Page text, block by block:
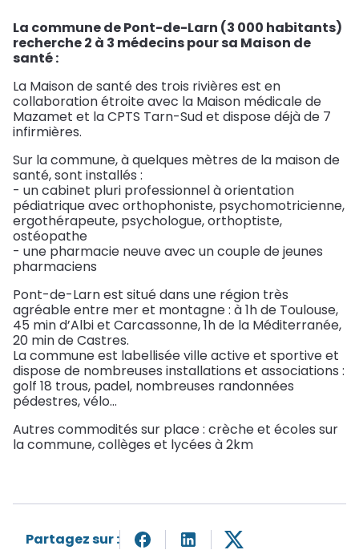
ans)
Assainissement
Déchets
La commune de Pont-de-Larn (3 000 habitants)
recherche 2 à 3 médecins pour sa Maison de
santé :
La Maison de santé des trois rivières est en
collaboration étroite avec la Maison médicale de
Mazamet et la CPTS Tarn-Sud et dispose déjà de 7
infirmières.
Sur la commune, à quelques mètres de la maison de
santé, sont installés :
- un cabinet pluri professionnel à orientation
pédiatrique avec orthophoniste, psychomotricienne,
ergothérapeute, psychologue, orthoptiste,
ostéopathe
- une pharmacie neuve avec un couple de jeunes
pharmaciens
Pont-de-Larn est situé dans une région très
agréable entre mer et montagne : à 1h de Toulouse,
45 min d’Albi et Carcassonne, 1h de la Méditerranée,
20 min de Castres.
La commune est labellisée ville active et sportive et
dispose de nombreuses installations et associations :
golf 18 trous, padel, nombreuses randonnées
pédestres, vélo...
Autres commodités sur place : crèche et écoles sur
la commune, collèges et lycées à 2km
Partagez sur :